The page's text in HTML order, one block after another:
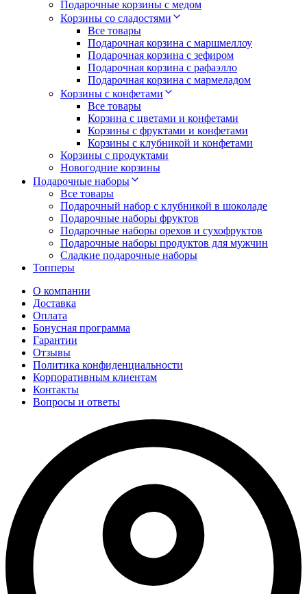
Подарочные корзины с медом
Корзины со сладостями
Все товары
Подарочная корзина с маршмеллоу
Подарочная корзина с зефиром
Подарочная корзина с рафаэлло
Подарочная корзина с мармеладом
Корзины с конфетами
Все товары
Корзина с цветами и конфетами
Корзины с фруктами и конфетами
Корзины с клубникой и конфетами
Корзины с продуктами
Новогодние корзины
Подарочные наборы
Все товары
Подарочный набор с клубникой в шоколаде
Подарочные наборы фруктов
Подарочные наборы орехов и сухофруктов
Подарочные наборы продуктов для мужчин
Сладкие подарочные наборы
Топперы
О компании
Доставка
Оплата
Бонусная программа
Гарантии
Отзывы
Политика конфиденциальности
Корпоративным клиентам
Контакты
Вопросы и ответы